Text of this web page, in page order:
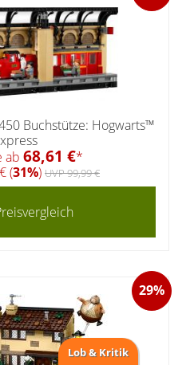
Buchstütze: Hogwarts™
ab 68,61 €*
(31%) UVP 99,99 €
29%
Lob & Kritik